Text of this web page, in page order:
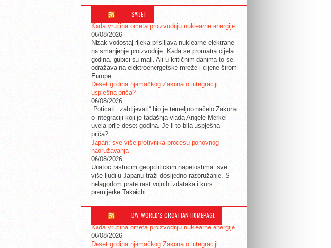
SVIJET
Kada vrućina ometa proizvodnju nuklearne energije
06/08/2026
Nizak vodostaj rijeka prisiljava nuklearne elektrane
na smanjenje proizvodnje. Kada se promatra cijela
godina, gubici su mali. Ali u kritičnim danima to se
odražava na elektroenergetske mreže i cijene širom
Europe.
Deset godina njemačkog Zakona o integraciji:
uspješna priča?
06/08/2026
„Poticati i zahtijevati“ bio je temeljno načelo Zakona
o integraciji koji je tadašnja vlada Angele Merkel
uvela prije deset godina. Je li to bila uspješna
priča?
Japan: sve više protivnika procesu ponovnog
naoružavanja
06/08/2026
Unatoč rastućim geopolitičkim napetostima, sve
više ljudi u Japanu traži dosljedno razoružanje. S
nelagodom prate rast vojnih izdataka i kurs
premijerke Takaichi.
DW-WORLD´S CROATIAN HOMEPAGE
Kada vrućina ometa proizvodnju nuklearne energije
06/08/2026
Deset godina njemačkog Zakona o integraciji: